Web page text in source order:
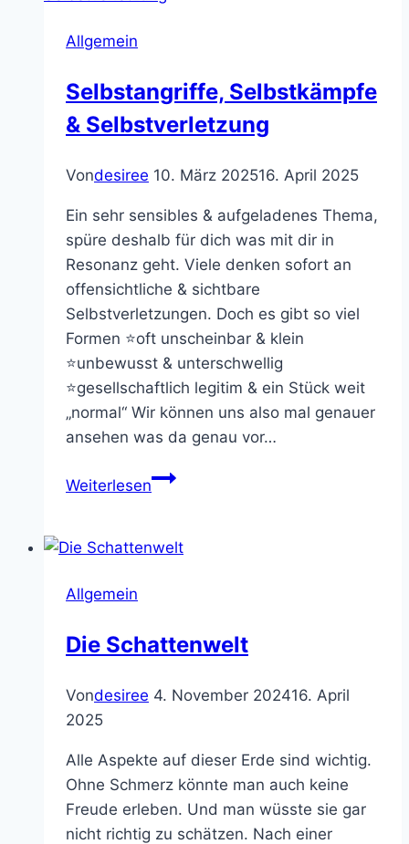
Allgemein
Selbstangriffe, Selbstkämpfe
& Selbstverletzung
Vondesiree 10. März 202516. April 2025
Ein sehr sensibles & aufgeladenes Thema,
spüre deshalb für dich was mit dir in
Resonanz geht. Viele denken sofort an
offensichtliche & sichtbare
Selbstverletzungen. Doch es gibt so viel
Formen ⭐oft unscheinbar & klein
⭐unbewusst & unterschwellig
⭐gesellschaftlich legitim & ein Stück weit
„normal“ Wir können uns also mal genauer
ansehen was da genau vor…
WeiterlesenSelbstangriffe,
Selbstverletzung
Allgemein
Die Schattenwelt
Vondesiree 4. November 202416. April
2025
Alle Aspekte auf dieser Erde sind wichtig.
Ohne Schmerz könnte man auch keine
Freude erleben. Und man wüsste sie gar
nicht richtig zu schätzen. Nach einer